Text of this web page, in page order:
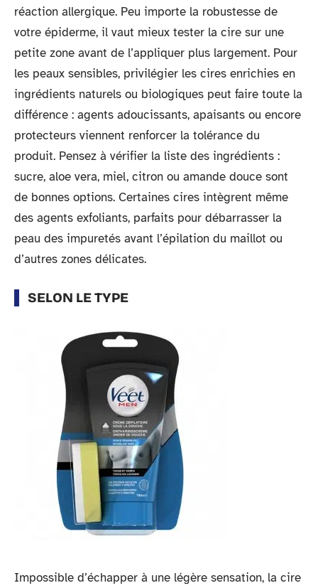
réaction allergique. Peu importe la robustesse de
votre épiderme, il vaut mieux tester la cire sur une
petite zone avant de l’appliquer plus largement. Pour
les peaux sensibles, privilégier les cires enrichies en
ingrédients naturels ou biologiques peut faire toute la
différence : agents adoucissants, apaisants ou encore
protecteurs viennent renforcer la tolérance du
produit. Pensez à vérifier la liste des ingrédients :
sucre, aloe vera, miel, citron ou amande douce sont
de bonnes options. Certaines cires intègrent même
des agents exfoliants, parfaits pour débarrasser la
peau des impuretés avant l’épilation du maillot ou
d’autres zones délicates.
SELON LE TYPE
Impossible d’échapper à une légère sensation, la cire